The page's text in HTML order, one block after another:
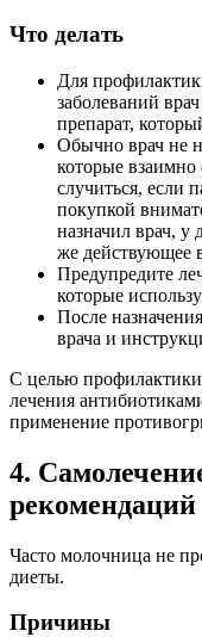
Что делать
Для
заболеваний
препарат,
Обычно врач не
которые взаимно
случиться, если
покупкой
назначил врач, у
же действующее
Предупредите
которые
После
врача и
С целью
лечения
применение
4.
рекомендаций
Часто молочница не
диеты.
Причины